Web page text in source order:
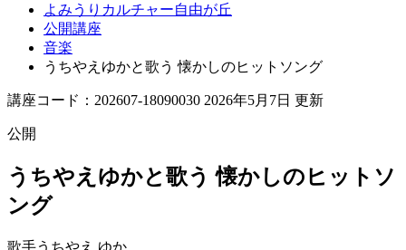
よみうりカルチャー自由が丘
公開講座
音楽
うちやえゆかと歌う 懐かしのヒットソング
講座コード：202607-18090030 2026年5月7日 更新
公開
うちやえゆかと歌う 懐かしのヒットソ
ング
歌手うちやえ ゆか